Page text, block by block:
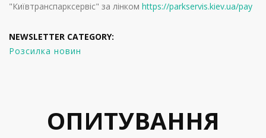
"Київтранспарксервіс" за лінком https://parkservis.kiev.ua/pay
NEWSLETTER CATEGORY:
Розсилка новин
ОПИТУВАННЯ